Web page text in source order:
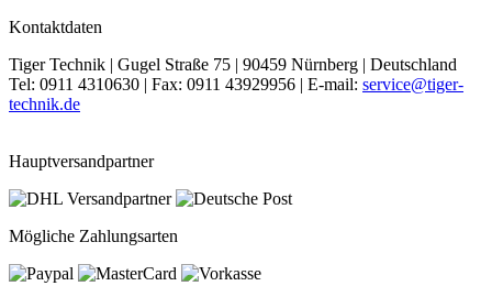
Kontaktdaten
Tiger Technik | Gugel Straße 75 | 90459 Nürnberg | Deutschland
Tel: 0911 4310630 | Fax: 0911 43929956 | E-mail: service@tiger-
technik.de
Hauptversandpartner
Mögliche Zahlungsarten